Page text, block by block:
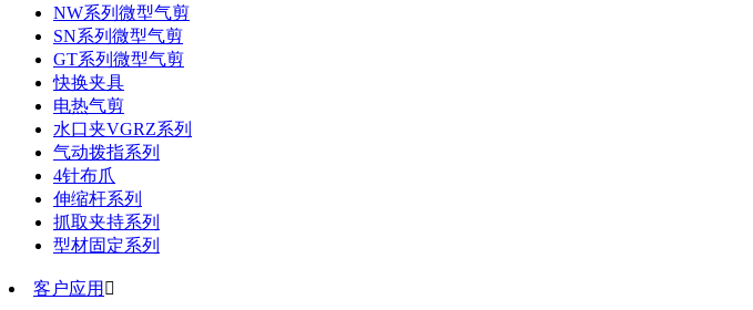
NW系列微型气剪
SN系列微型气剪
GT系列微型气剪
快换夹具
电热气剪
水口夹VGRZ系列
气动拨指系列
4针布爪
伸缩杆系列
抓取夹持系列
型材固定系列
客户应用 